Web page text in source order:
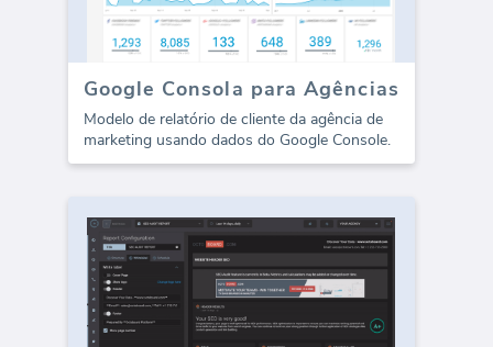
Google Consola para Agências
Modelo de relatório de cliente da agência de
marketing usando dados do Google Console.